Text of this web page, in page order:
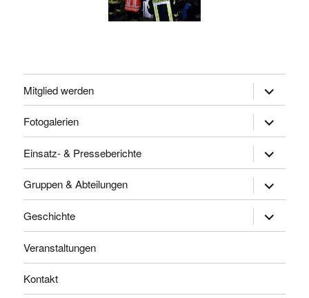
Mitglied werden
öffnen
Fotogalerien
öffnen
Einsatz- & Presseberichte
öffnen
Gruppen & Abteilungen
öffnen
Geschichte
öffnen
Veranstaltungen
Kontakt